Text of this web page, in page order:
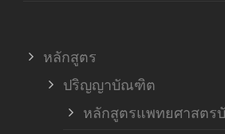
หลักสูตร
ปริญญาบัณฑิต
หลักสูตรแพทยศาสต